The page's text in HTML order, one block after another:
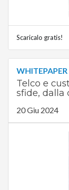
Scaricalo gratis!
WHITEPAPER
Telco e
sfide, dalla
20 Giu 2024